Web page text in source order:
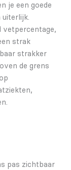
je een goede
uiterlijk.
vetpercentage,
strak
strakker
de grens
pas zichtbaar